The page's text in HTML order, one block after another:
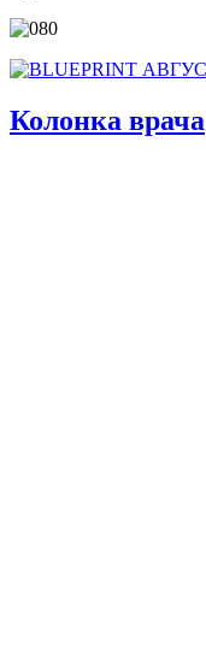
Колонка врача